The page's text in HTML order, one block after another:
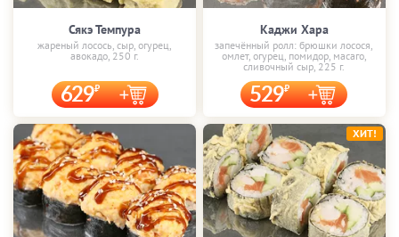
Сякэ Темпура
жареный лосось, сыр, огурец,
авокадо, 250 г.
629
Каджи Хара
запечённый ролл: брюшки лосося,
омлет, огурец, помидор, масаго,
сливочный сыр, 225 г.
529
ХИТ!